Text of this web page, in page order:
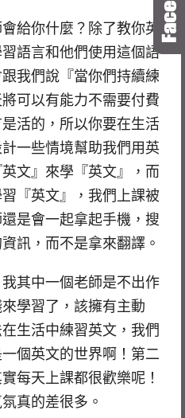
給你什麼？除了教你英
語言和他們使用這個語
我們說『當你們持續練
可以有能力不需要付費
活的，所以你要在生活
一些情境幫助我們用英
文』來學『英文』，而
『英文』，我們上課被
是會一起拿起手機，搜
訊，而不是拿來翻譯。
其中一個老師是不出作
學習了，該擁有主動
生活中練習英文，我們
個英文的世界啊！第二
每天上課都很歡樂呢！
真的差很多。